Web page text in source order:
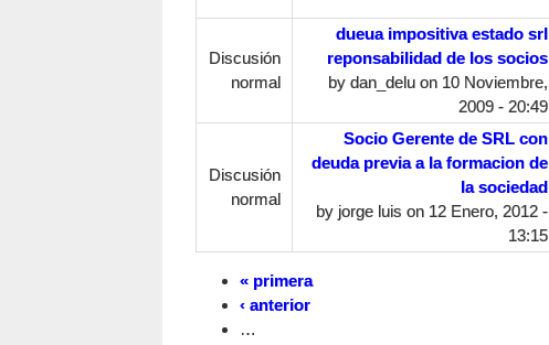
Discusión
normal
dueua impositiva estado srl
reponsabilidad de los socios
by dan_deluon 10 Noviembre,
2009 - 20:49
Discusión
normal
Socio Gerente de SRL con
deuda previa a la formacion de
la sociedad
by jorge luis on 12 Enero, 2012 -
13:15
« primera
‹ anterior
…